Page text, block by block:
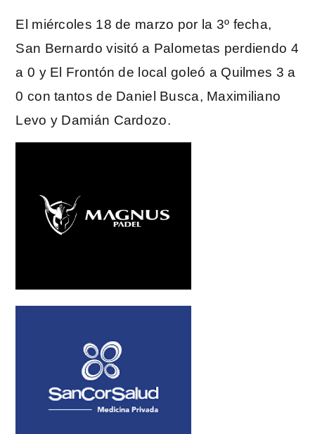
El miércoles 18 de marzo por la 3º fecha,
San Bernardo visitó a Palometas perdiendo 4
a 0 y El Frontón de local goleó a Quilmes 3 a
0 con tantos de Daniel Busca, Maximiliano
Levo y Damián Cardozo.